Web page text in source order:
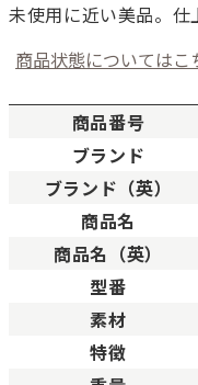
未使用に近い美品。仕
商品状態についてはこ
商品番号
ブランド
ブランド（英）
商品名
商品名（英）
型番
素材
特徴